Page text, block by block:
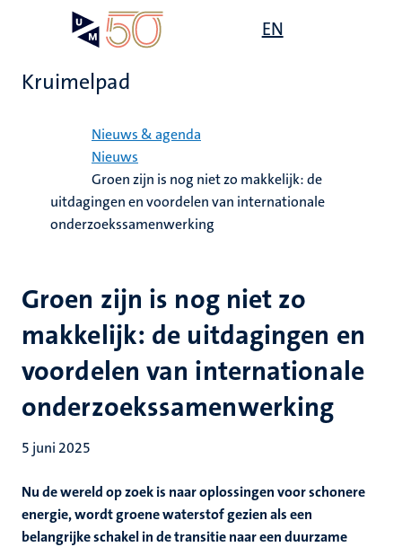
EN
Kruimelpad
Nieuws & agenda
Nieuws
Groen zijn is nog niet zo makkelijk: de
uitdagingen en voordelen van internationale
onderzoekssamenwerking
Groen zijn is nog niet zo
makkelijk: de uitdagingen en
voordelen van internationale
onderzoekssamenwerking
5 juni 2025
Nu de wereld op zoek is naar oplossingen voor schonere
energie, wordt groene waterstof gezien als een
belangrijke schakel in de transitie naar een duurzame